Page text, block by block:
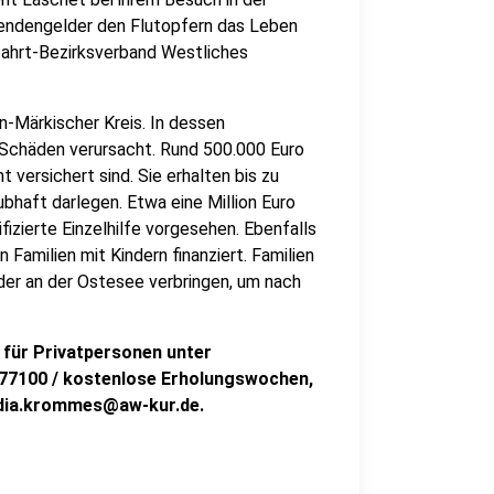
den Flutopfern das Leben
Bezirksverband Westliches
Märkischer Kreis. In dessen
verursacht. Rund 500.000 Euro
versichert sind. Sie erhalten bis zu
darlegen. Etwa eine Million Euro
Einzelhilfe vorgesehen. Ebenfalls
mit Kindern finanziert. Familien
an der Ostesee verbringen, um nach
Privatpersonen unter
/ kostenlose Erholungswochen,
kur.de.